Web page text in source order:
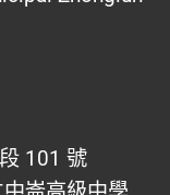
101 號